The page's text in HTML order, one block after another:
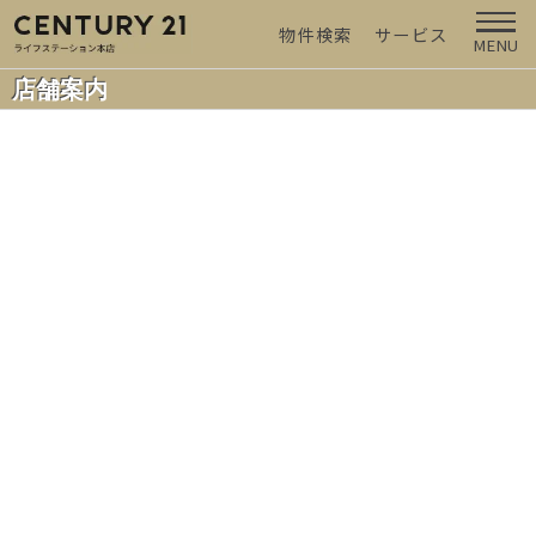
物件検索 サービス MENU
店舗案内